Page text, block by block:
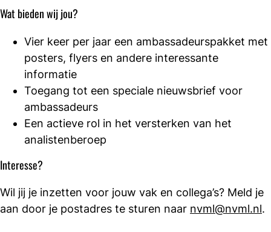
Wat bieden wij jou?
Vier keer per jaar een ambassadeurspakket met
posters, flyers en andere interessante
informatie
Toegang tot een speciale nieuwsbrief voor
ambassadeurs
Een actieve rol in het versterken van het
analistenberoep
Interesse?
Wil jij je inzetten voor jouw vak en collega’s? Meld je
aan door je postadres te sturen naar nvml@nvml.nl.